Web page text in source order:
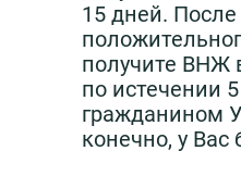
15 дней.
получите ВНЖ
по истечении
гражданином
конечно, у Вас